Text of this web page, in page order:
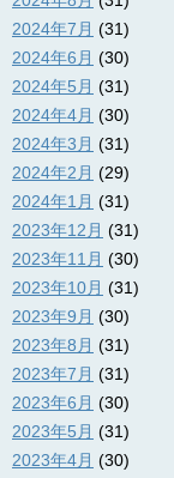
2024年7月 (31)
2024年6月 (30)
2024年5月 (31)
2024年4月 (30)
2024年3月 (31)
2024年2月 (29)
2024年1月 (31)
2023年12月 (31)
2023年11月 (30)
2023年10月 (31)
2023年9月 (30)
2023年8月 (31)
2023年7月 (31)
2023年6月 (30)
2023年5月 (31)
2023年4月 (30)